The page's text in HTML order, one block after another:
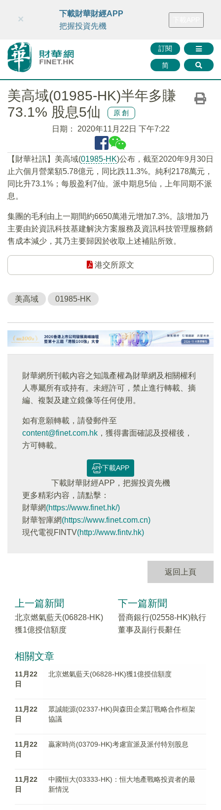
財華智庫網 FINTV FINMETA 財華證券 媒體矩陣
訂閱
简
×
下載財華財經APP
把握投資先機
美高域(01985-HK)半年多賺
73.1% 股息5仙
原創
日期： 2020年11月22日 下午7:22
【財華社訊】美高域(01985-HK)公布，截至2020年9月30日
止六個月營業額5.78億元，同比跌11.3%。純利2178萬元，
同比升73.1%；每股盈利7仙。派中期息5仙，上年同期不派
息。
集團的毛利由上一期間約6650萬港元增加7.3%。該增加乃
主要由於資訊科技基建解決方案服務及資訊科技管理服務銷
售成本減少，其乃主要歸因於收取上述補貼所致。
港交所原文
美高域 01985-HK
財華網所刊載內容之知識產權為財華網及相關權利
人專屬所有或持有。未經許可，禁止進行轉載、摘
編、複製及建立鏡像等任何使用。
如有意願轉載，請發郵件至
content@finet.com.hk ，獲得書面確認及授權後，
方可轉載。
下載APP
下載財華財經APP，把握投資先機
更多精彩内容，請點擊：
財華網(https://www.finet.hk/)
財華智庫網(https://www.finet.com.cn)
現代電視FINTV(http://www.fintv.hk)
返回上頁
上一篇新聞
北京燃氣藍天(06828-HK)
獲1億授信額度
下一篇新聞
晉商銀行(02558-HK)執行
董事及副行長辭任
相關文章
11月22
日
北京燃氣藍天(06828-HK)獲1億授信額度
11月22
日
眾誠能源(02337-HK)與森田企業訂戰略合作框架
協議
11月22
日
贏家時尚(03709-HK)考慮宣派及派付特別股息
11月22
日
中國恒大(03333-HK)：恒大地產戰略投資者的最
新情況